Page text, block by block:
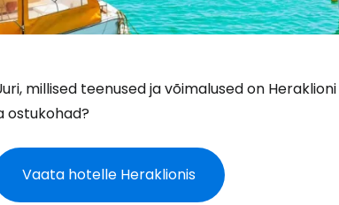
millised teenused ja võimalused on
ostukohad?
Vaata hotelle Heraklionis